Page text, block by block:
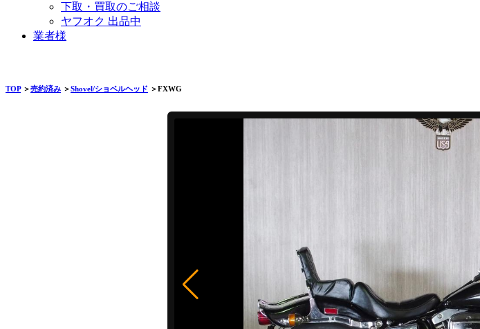
下取・買取のご相談
ヤフオク 出品中
業者様
TOP＞売約済み ＞Shovel/ショベルヘッド ＞FXWG